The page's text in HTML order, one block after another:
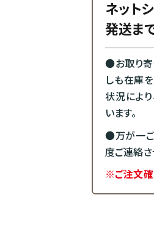
ネット
発送ま
●お取り寄
しも在庫
状況によ
います。
●万が一
度ご連絡さ
※ご注文確